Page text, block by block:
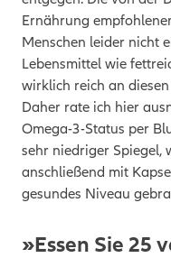
Ernährung
Menschen leider nicht
Lebensmittel wie
wirklich reich an
Daher rate ich hier
Omega-3-Status per
sehr niedriger Spiegel,
anschließend mit
gesundes Niveau
»Essen Sie 25